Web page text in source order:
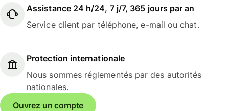
Assistance 24 h/24, 7 j/7, 365 jours par an
Service client par téléphone, e-mail ou chat.
Protection internationale
Nous sommes réglementés par des autorités
nationales.
Ouvrez un compte